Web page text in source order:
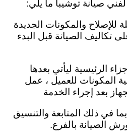
صيانة توشيبا ما يلي:
للإصلاح والمكونات الجديدة
تكاليف الصيانة قبل البدء
الرئيسية ليأتي بعدها
المكونات للعميل ، عمل
بعد إجراء الخدمة
بما في ذلك المتابعة والتنسيق
الصيانة بالفرع.